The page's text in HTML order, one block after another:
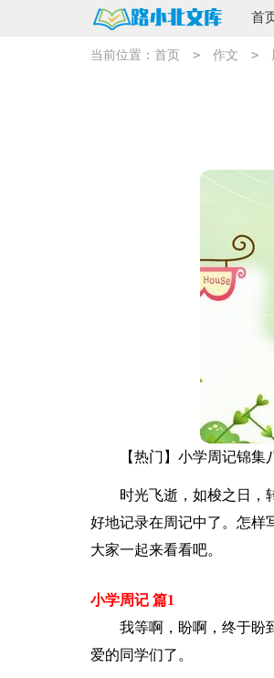
首
当前位置： 首页 > 作文 >
【热门】小学周记锦集
时光飞逝，如梭之日，
好地记录在周记中了。怎样
大家一起来看看吧。
小学周记 篇1
我等啊，盼啊，终于盼
爱的同学们了。